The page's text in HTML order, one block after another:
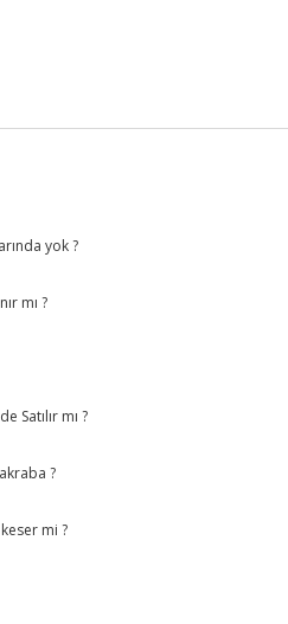
yok ?
mı ?
Satılır mı ?
?
mi ?